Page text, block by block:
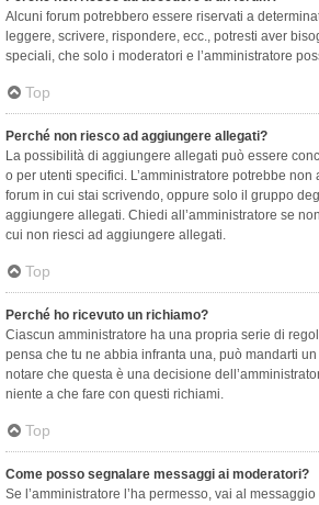
Alcuni forum potrebbero essere riservati a
leggere, scrivere, rispondere, ecc., potresti aver
speciali, che solo i moderatori e l’amministratore
Top
Perché non riesco ad aggiungere allegati?
La possibilità di aggiungere allegati può essere
o per utenti specifici. L’amministratore potrebbe non
forum in cui stai scrivendo, oppure solo il gruppo
aggiungere allegati. Chiedi all’amministratore se
cui non riesci ad aggiungere allegati.
Top
Perché ho ricevuto un richiamo?
Ciascun amministratore ha una propria serie di
pensa che tu ne abbia infranta una, può mandarti
notare che questa è una decisione
niente a che fare con questi richiami.
Top
Come posso segnalare messaggi ai moderatori?
Se l’amministratore l’ha permesso, vai al